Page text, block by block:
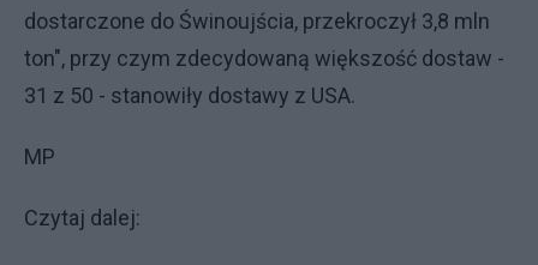
dostarczone do Świnoujścia, przekroczył 3,8 mln
ton", przy czym zdecydowaną większość dostaw -
31 z 50 - stanowiły dostawy z USA.
MP
Czytaj dalej: